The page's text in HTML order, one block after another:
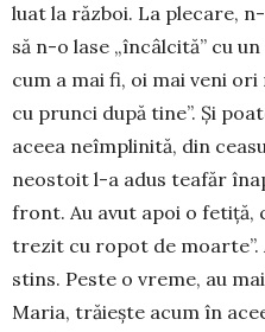
luat la răz­boi. La plecare,
să n-o lase „încâlcită” cu
cum a mai fi, oi mai veni ori
cu prunci după tine”. Și
aceea neîm­pli­nită, din
neostoit l-a adus teafăr
front. Au avut apoi o
trezit cu ro­pot de moarte”.
stins. Pes­te o vreme, au
Ma­ria, trăiește acum în